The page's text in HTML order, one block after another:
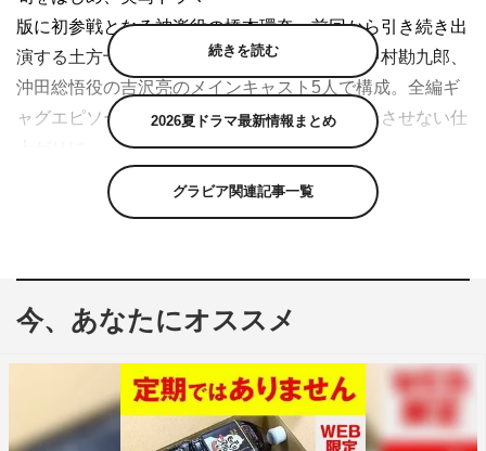
版に初参戦となる神楽役の橋本環奈、前回から引き続き出
演する土方十四郎役の柳楽優弥、近藤勲役の中村勘九郎、
沖田総悟役の吉沢亮のメインキャスト5人で構成。全編ギ
ャグエピソードにもかかわらず、ギャグを感じさせない仕
キャッチコピーの「禁断のエピソード、完全映像化！」
さらに、福田監督が直接オファーし実現した、堂本剛プ
ロジェクト「ENDRECHERI」による書き下ろし主題歌
「one more purple funk… -硬命 katana-」も映像に乗せて
初解禁される。
また、メーテル役で出演する山本美月と同じく、「銀河
続きを読む
2026夏ドラマ最新情報まとめ
グラビア関連記事一覧
今、あなたにオススメ